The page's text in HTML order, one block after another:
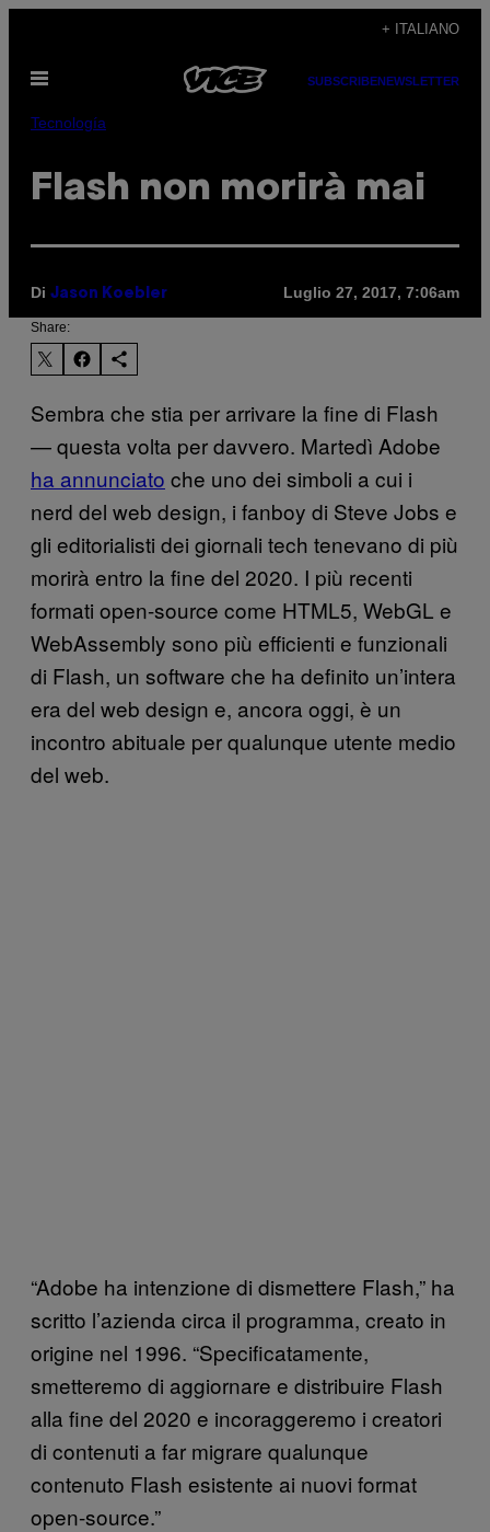
contenuto
+ ITALIANO
Apri
SUBSCRIBENEWSLETTER
Tecnología
Flash non morirà mai
Di Jason Koebler Luglio 27, 2017, 7:06am
Share:
Sembra che stia per arrivare la fine di Flash
— questa volta per davvero. Martedì Adobe
ha annunciato che uno dei simboli a cui i
nerd del web design, i fanboy di Steve Jobs e
gli editorialisti dei giornali tech tenevano di più
morirà entro la fine del 2020. I più recenti
formati open-source come HTML5, WebGL e
WebAssembly sono più efficienti e funzionali
di Flash, un software che ha definito un’intera
era del web design e, ancora oggi, è un
incontro abituale per qualunque utente medio
del web.
“Adobe ha intenzione di dismettere Flash,” ha
scritto l’azienda circa il programma, creato in
origine nel 1996. “Specificatamente,
smetteremo di aggiornare e distribuire Flash
alla fine del 2020 e incoraggeremo i creatori
di contenuti a far migrare qualunque
contenuto Flash esistente ai nuovi format
open-source.”